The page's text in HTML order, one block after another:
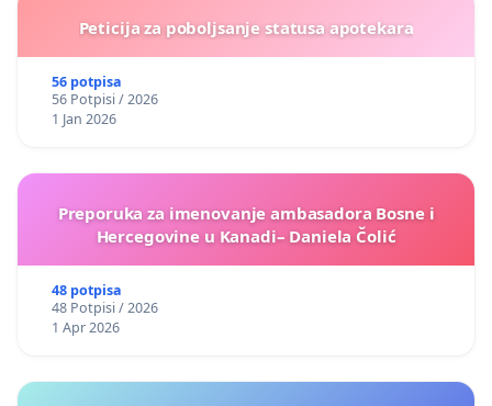
Peticija za poboljsanje statusa apotekara
56 potpisa
56 Potpisi / 2026
1 Jan 2026
Preporuka za imenovanje ambasadora Bosne i
Hercegovine u Kanadi– Daniela Čolić
48 potpisa
48 Potpisi / 2026
1 Apr 2026